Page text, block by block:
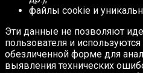
файлы cookie и
Эти данные не позволяют
пользователя и
обезличенной форме для
выявления технических